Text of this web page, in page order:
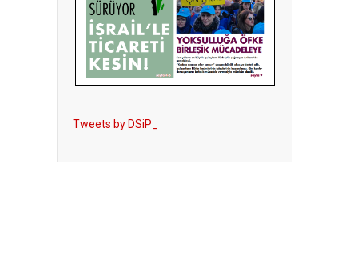
Tweets by DSiP_